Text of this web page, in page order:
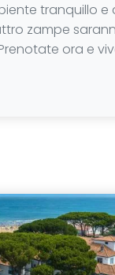
tranquillo e
zampe
ora e